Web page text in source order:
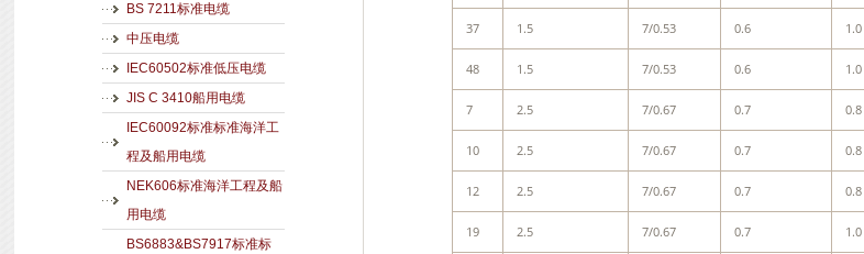
BS 7211标准电缆
中压电缆
IEC60502标准低压电缆
JIS C 3410船用电缆
IEC60092标准标准海洋工
程及船用电缆
NEK606标准海洋工程及船
用电缆
BS6883&BS7917标准标
37 1.5 7/0.53 0.6 1.0
48 1.5 7/0.53 0.6 1.0
7 2.5 7/0.67 0.7 0.8
10 2.5 7/0.67 0.7 0.8
12 2.5 7/0.67 0.7 0.8
19 2.5 7/0.67 0.7 1.0